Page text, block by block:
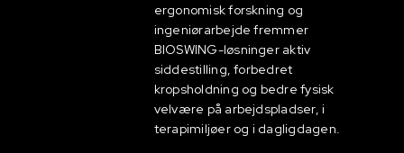
ergonomisk forskning og
ingeniørarbejde fremmer
BIOSWING-løsninger aktiv
siddestilling, forbedret
kropsholdning og bedre fysisk
velvære på arbejdspladser, i
terapimiljøer og i dagligdagen.